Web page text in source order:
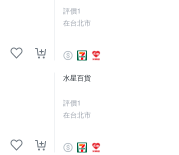
評價1
在台北市
水星百貨
評價1
在台北市